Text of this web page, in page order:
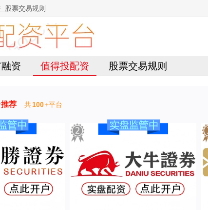
股票交易规则
资 值得投配资 股票交易规则
荐 共100+平台